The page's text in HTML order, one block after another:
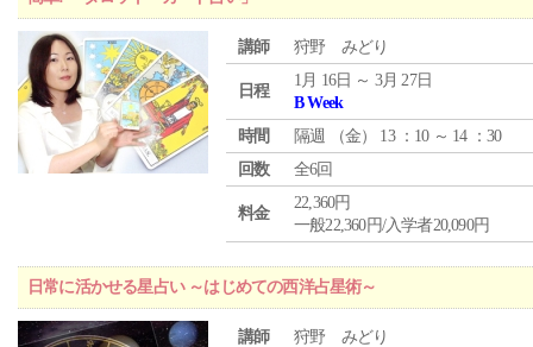
講師 狩野 みどり
日程
1月 16日 ～ 3月 27日
B Week
時間
隔週 （金） 13 ：10 ～ 14 ：30
回数
全6回
料金
22,360円
一般22,360円/入学者20,090円
日常に活かせる星占い ～はじめての西洋占星術～
講師 狩野 みどり